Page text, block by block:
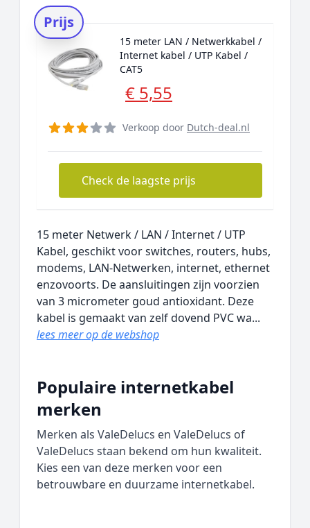
Prijs
15 meter LAN / Netwerkkabel /
Internet kabel / UTP Kabel /
CAT5
€ 5,55
Verkoop door Dutch-deal.nl
Check de laagste prijs
15 meter Netwerk / LAN / Internet / UTP
Kabel, geschikt voor switches, routers, hubs,
modems, LAN-Netwerken, internet, ethernet
enzovoorts. De aansluitingen zijn voorzien
van 3 micrometer goud antioxidant. Deze
kabel is gemaakt van zelf dovend PVC wa...
lees meer op de webshop
Populaire internetkabel
merken
Merken als ValeDelucs en ValeDelucs of
ValeDelucs staan bekend om hun kwaliteit.
Kies een van deze merken voor een
betrouwbare en duurzame internetkabel.